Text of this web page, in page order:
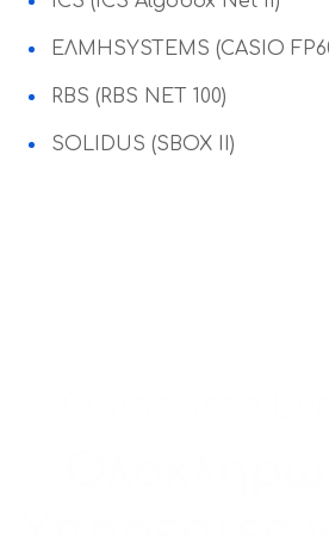
ΕΛΜΗSYSTEMS (CASIO
RBS (RBS NET 100)
SOLIDUS (SBOX II)